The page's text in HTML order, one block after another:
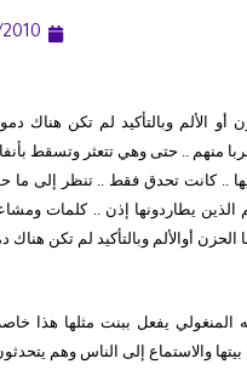
أو الألم وبالتأكيد لم تكن هناك
منهم .. حتى وهي تتعثر وتسقط
.. كانت تحدق فقط .. تنظر إلى ما
يطاردونها إذن .. كلمات
أوالألم وبالتأكيد لم تكن هناك
يفعل ببنت مثلها هذا
بيتها والاستماع إلى الناس وهم